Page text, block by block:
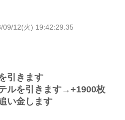
09/12(火) 19:42:29.35
引きます
ルを引きます→+1900枚
い金します